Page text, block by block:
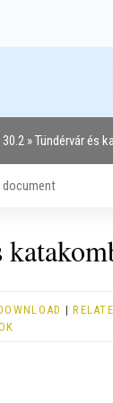
Tündérvár és
|